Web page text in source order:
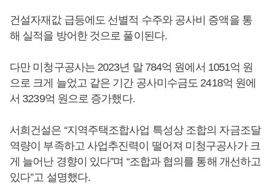
건설자재값 급등에도 선별적 수주와 공사비 증액을 통
해 실적을 방어한 것으로 풀이된다.
다만 미청구공사는 2023년 말 784억 원에서 1051억 원
으로 크게 늘었고 같은 기간 공사미수금도 2418억 원에
서 3239억 원으로 증가했다.
서희건설은 “지역주택조합사업 특성상 조합의 자금조달
역량이 부족하고 사업추진력이 떨어져 미청구공사가 크
게 늘어난 경향이 있다”며 “조합과 협의를 통해 개선하고
있다”고 설명했다.